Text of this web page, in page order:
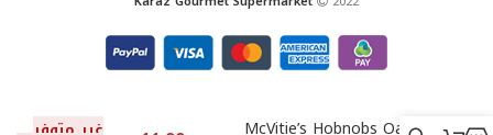
McVitie’s Hobnobs Oatly